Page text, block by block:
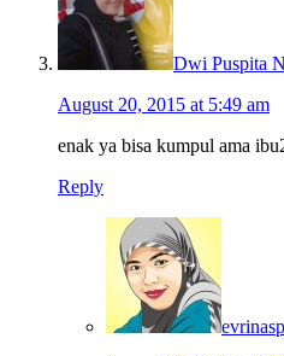
Dwi Puspita
August 20, 2015 at 5:49 am
enak ya bisa kumpul ama
Reply
evrinasp